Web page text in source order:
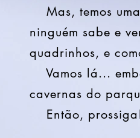
Mas, temos
ninguém sabe e
quadrinhos, e
Vamos lá...
cavernas do
Então,